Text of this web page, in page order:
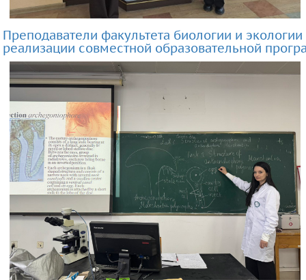
Преподаватели факультета биологии и
реализации совместной образовательной